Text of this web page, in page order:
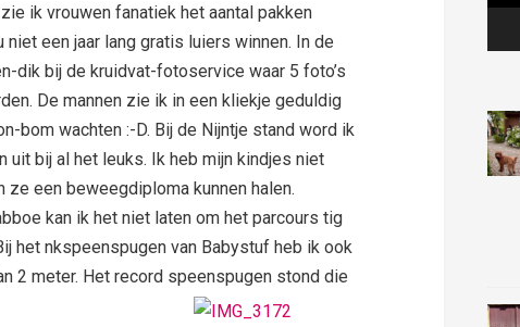
ik vrouwen fanatiek het aantal pakken
een jaar lang gratis luiers winnen. In de
dik bij de kruidvat-fotoservice waar 5 foto’s
De mannen zie ik in een kliekje geduldig
bom wachten :-D. Bij de Nijntje stand word ik
uit bij al het leuks. Ik heb mijn kindjes niet
ze een beweegdiploma kunnen halen.
kan ik het niet laten om het parcours tig
het nkspeenspugen van Babystuf heb ik ook
2 meter. Het record speenspugen stond die